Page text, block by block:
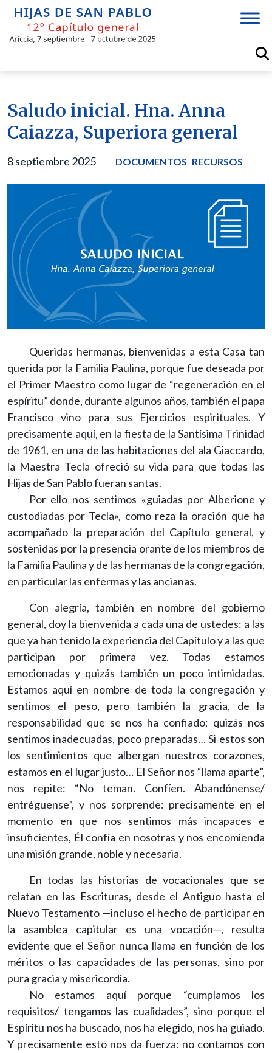
Skip
content
Saludo inicial. Hna. Anna
Caiazza, Superiora general
8 septiembre 2025 DOCUMENTOS RECURSOS
Queridas hermanas, bienvenidas a esta Casa tan
querida por la Familia Paulina, porque fue deseada por
el Primer Maestro como lugar de “regeneración en el
espíritu” donde, durante algunos años, también el papa
Francisco vino para sus Ejercicios espirituales. Y
precisamente aquí, en la fiesta de la Santísima Trinidad
de 1961, en una de las habitaciones del ala Giaccardo,
la Maestra Tecla ofreció su vida para que todas las
Hijas de San Pablo fueran santas.
Por ello nos sentimos «guiadas por Alberione y
custodiadas por Tecla», como reza la oración que ha
acompañado la preparación del Capítulo general, y
sostenidas por la presencia orante de los miembros de
la Familia Paulina y de las hermanas de la congregación,
en particular las enfermas y las ancianas.
Con alegría, también en nombre del gobierno
general, doy la bienvenida a cada una de ustedes: a las
que ya han tenido la experiencia del Capítulo y a las que
participan por primera vez. Todas estamos
emocionadas y quizás también un poco intimidadas.
Estamos aquí en nombre de toda la congregación y
sentimos el peso, pero también la gracia, de la
responsabilidad que se nos ha confiado; quizás nos
sentimos inadecuadas, poco preparadas… Si estos son
los sentimientos que albergan nuestros corazones,
estamos en el lugar justo… El Señor nos “llama aparte”,
nos repite: “No teman. Confíen. Abandónense/
entréguense”, y nos sorprende: precisamente en el
momento en que nos sentimos más incapaces e
insuficientes, Él confía en nosotras y nos encomienda
una misión grande, noble y necesaria.
En todas las historias de vocacionales que se
relatan en las Escrituras, desde el Antiguo hasta el
Nuevo Testamento —incluso el hecho de participar en
la asamblea capitular es una vocación—, resulta
evidente que el Señor nunca llama en función de los
méritos o las capacidades de las personas, sino por
pura gracia y misericordia.
No estamos aquí porque “cumplamos los
requisitos/ tengamos las cualidades”, sino porque el
Espíritu nos ha buscado, nos ha elegido, nos ha guiado.
Y precisamente esto nos da fuerza: no contamos con